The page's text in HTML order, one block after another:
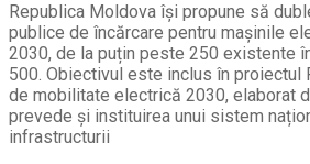
Republica Moldova își propune să
publice de încărcare pentru mașinile
2030, de la puțin peste 250 existente
500. Obiectivul este inclus în proiectul
de mobilitate electrică 2030, elaborat
prevede și instituirea unui sistem
infrastructurii